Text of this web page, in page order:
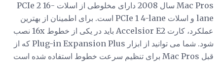
Mac Pros سال 2008 دارای مخلوطی از اسلات PCIe 2 16-
lane و اسلات PCIe 1 4-lane است. برای اطمینان از بهترین
عملکرد، کارت Accelsior E2 باید در یکی از خطوط 16x نصب
شود. شما می توانید از ابزار Plug-in Expansion Plus که از
قبل Mac Pros برای تنظیم سرعت خطوط استفاده شده است